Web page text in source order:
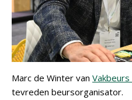
Marc de Winter van
tevreden beursorganisator.